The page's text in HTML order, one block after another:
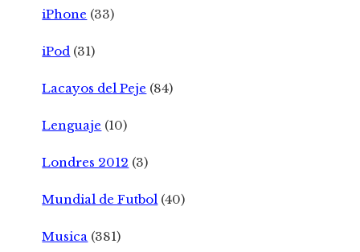
iPhone (33)
iPod (31)
Lacayos del Peje (84)
Lenguaje (10)
Londres 2012 (3)
Mundial de Futbol (40)
Musica (381)